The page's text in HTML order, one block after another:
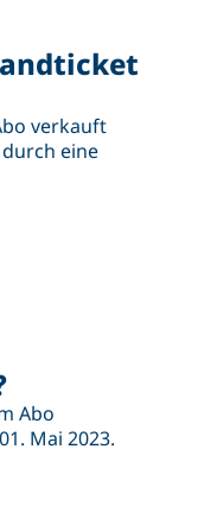
verkauft
eine
Abo
Mai 2023.